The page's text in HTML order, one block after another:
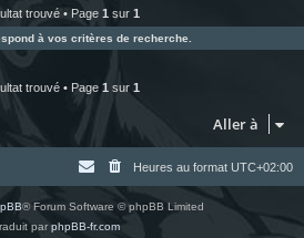
e
r
trouvé • Page 1 sur 1
à vos critères de recherche.
trouvé • Page 1 sur 1
Aller à
Heures au format UTC+02:00
® Forum Software © phpBB Limited
parphpBB-fr.com